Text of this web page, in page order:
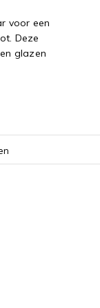
voor een
Deze
glazen